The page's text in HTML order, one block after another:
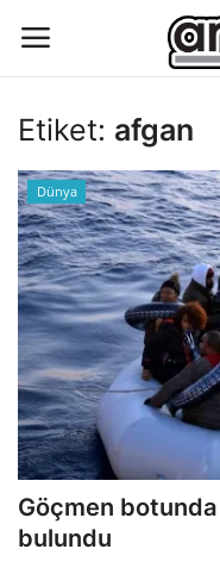
Eğitim
Aktüel Magazin
Hakkımızda
İletişim
Asayiş
Çevre
Etiket: afgan
Dünya
Göçmen
bulundu